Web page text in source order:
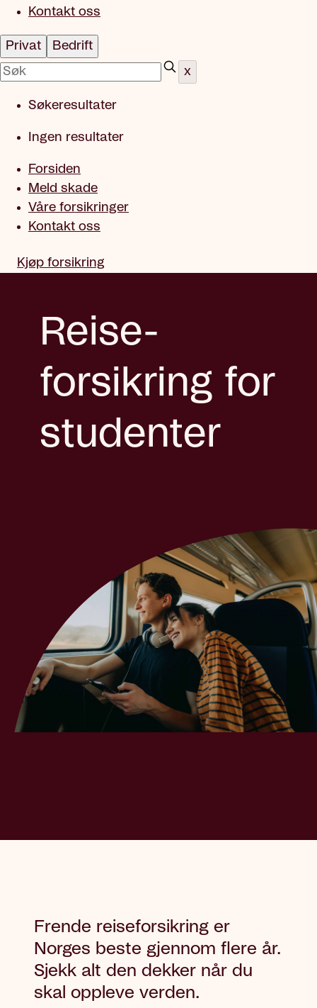
Kontakt oss
Privat
Bedrift
x
Søkeresultater
Ingen resultater
Forsiden
Meld skade
Våre forsikringer
Kontakt oss
Kjøp forsikring
Reise­
forsikring for
studenter
Frende reiseforsikring er
Norges beste gjennom flere år.
Sjekk alt den dekker når du
skal oppleve verden.